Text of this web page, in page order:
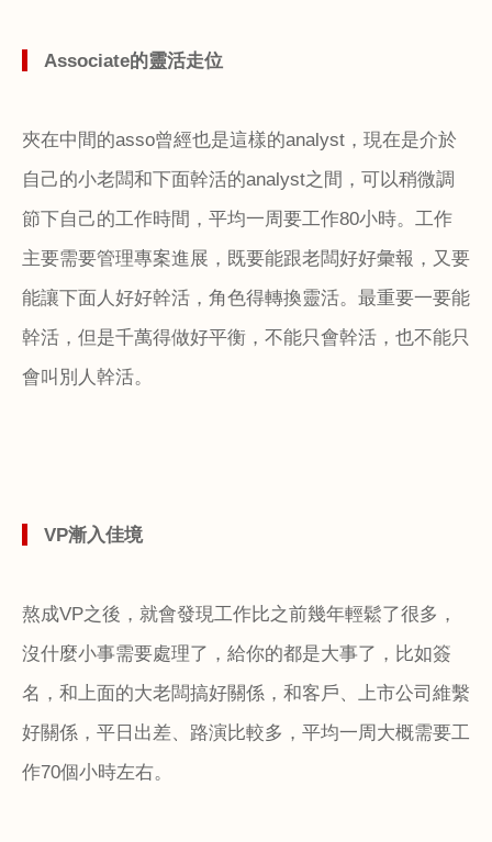
Associate的靈活走位
夾在中間的asso曾經也是這樣的analyst ，現在是介於
自己的小老闆和下面幹活的analyst之間，可以稍微調
節下自己的工作時間，平均一周要工作80小時。工作
主要需要管理專案進展，既要能跟老闆好好彙報，又要
能讓下面人好好幹活，角色得轉換靈活。最重要一要能
幹活，但是千萬得做好平衡，不能只會幹活，也不能只
會叫別人幹活。
VP漸入佳境
熬成VP之後，就會發現工作比之前幾年輕鬆了很多，
沒什麼小事需要處理了，給你的都是大事了，比如簽
名，和上面的大老闆搞好關係，和客戶、上市公司維繫
好關係，平日出差、路演比較多，平均一周大概需要工
作70個小時左右。